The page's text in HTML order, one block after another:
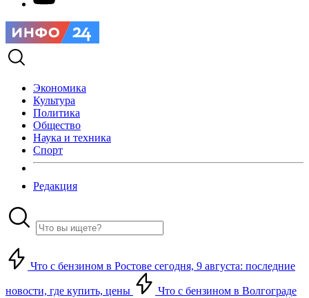
Экономика
Культура
Политика
Общество
Наука и техника
Спорт
Редакция
Что с бензином в Ростове сегодня, 9 августа: последние
новости, где купить, цены Что с бензином в Волгограде